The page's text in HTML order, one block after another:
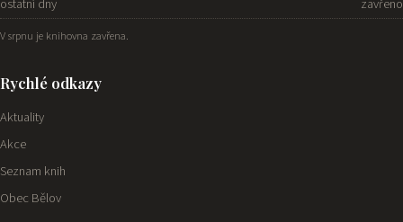
ostatní dny
zavřeno
V srpnu je knihovna zavřena.
Rychlé odkazy
Aktuality
Akce
Seznam knih
Obec Bělov